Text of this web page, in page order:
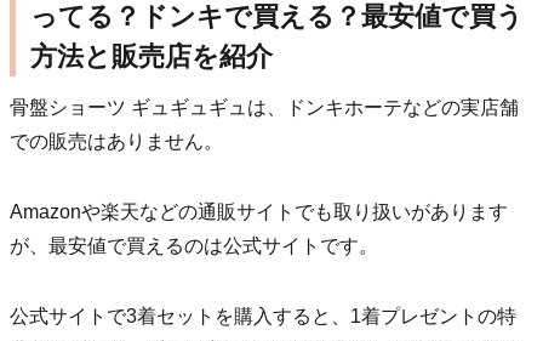
ってる？ドンキで買える？最安値で買う
方法と販売店を紹介
骨盤ショーツ ギュギュギュは、ドンキホーテなどの実店舗
での販売はありません。
Amazonや楽天などの通販サイトでも取り扱いがあります
が、最安値で買えるのは公式サイトです。
公式サイトで3着セットを購入すると、1着プレゼントの特